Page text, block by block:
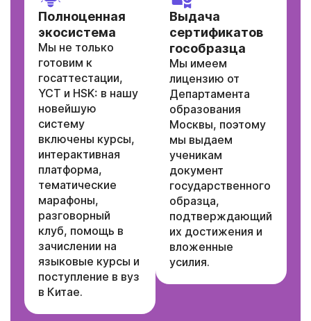
Полноценная
экосистема
Мы не только
готовим к
госаттестации,
YCT и HSK: в нашу
новейшую
систему
включены курсы,
интерактивная
платформа,
тематические
марафоны,
разговорный
клуб, помощь в
зачислении на
языковые курсы и
поступление в вуз
в Китае.
Выдача
сертификатов
гособразца
Мы имеем
лицензию от
Департамента
образования
Москвы, поэтому
мы выдаем
ученикам
документ
государственного
образца,
подтверждающий
их достижения и
вложенные
усилия.